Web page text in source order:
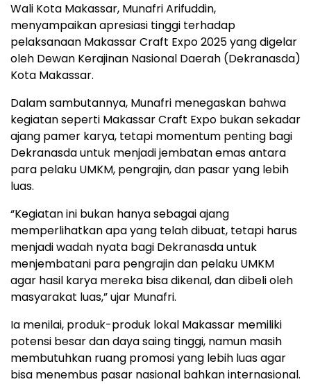
Wali Kota Makassar, Munafri Arifuddin,
menyampaikan apresiasi tinggi terhadap
pelaksanaan Makassar Craft Expo 2025 yang digelar
oleh Dewan Kerajinan Nasional Daerah (Dekranasda)
Kota Makassar.
Dalam sambutannya, Munafri menegaskan bahwa
kegiatan seperti Makassar Craft Expo bukan sekadar
ajang pamer karya, tetapi momentum penting bagi
Dekranasda untuk menjadi jembatan emas antara
para pelaku UMKM, pengrajin, dan pasar yang lebih
luas.
“Kegiatan ini bukan hanya sebagai ajang
memperlihatkan apa yang telah dibuat, tetapi harus
menjadi wadah nyata bagi Dekranasda untuk
menjembatani para pengrajin dan pelaku UMKM
agar hasil karya mereka bisa dikenal, dan dibeli oleh
masyarakat luas,” ujar Munafri.
Ia menilai, produk-produk lokal Makassar memiliki
potensi besar dan daya saing tinggi, namun masih
membutuhkan ruang promosi yang lebih luas agar
bisa menembus pasar nasional bahkan internasional.